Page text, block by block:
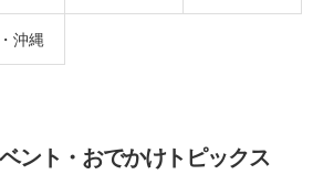
沖縄
ント・おでかけトピックス